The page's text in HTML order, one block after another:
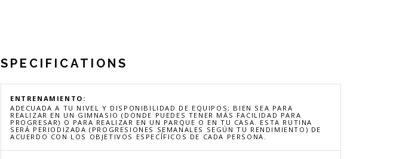
SPECIFICATIONS
ENTRENAMIENTO:
ADECUADA A TU NIVEL Y DISPONIBILIDAD DE EQUIPOS; BIEN SEA PARA
REALIZAR EN UN GIMNASIO (DONDE PUEDES TENER MÁS FACILIDAD PARA
PROGRESAR) O PARA REALIZAR EN UN PARQUE O EN TU CASA. ESTA RUTINA
SERÁ PERIODIZADA (PROGRESIONES SEMANALES SEGÚN TU RENDIMIENTO) DE
ACUERDO CON LOS OBJETIVOS ESPECÍFICOS DE CADA PERSONA.